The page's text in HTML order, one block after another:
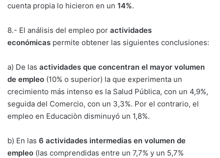
cuenta propia lo hicieron en un 14%.
8.- El análisis del empleo por actividades
económicas permite obtener las siguientes conclusiones:
a) De las actividades que concentran el mayor volumen
de empleo (10% o superior) la que experimenta un
crecimiento más intenso es la Salud Pública, con un 4,9%,
seguida del Comercio, con un 3,3%. Por el contrario, el
empleo en Educaciòn disminuyó un 1,8%.
b) En las 6 actividades intermedias en volumen de
empleo (las comprendidas entre un 7,7% y un 5,7%